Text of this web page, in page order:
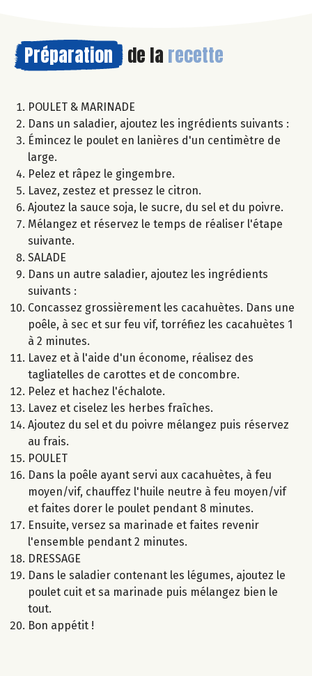
Préparation de la recette
POULET & MARINADE
Dans un saladier, ajoutez les ingrédients suivants :
Émincez le poulet en lanières d'un centimètre de
large.
Pelez et râpez le gingembre.
Lavez, zestez et pressez le citron.
Ajoutez la sauce soja, le sucre, du sel et du poivre.
Mélangez et réservez le temps de réaliser l'étape
suivante.
SALADE
Dans un autre saladier, ajoutez les ingrédients
suivants :
Concassez grossièrement les cacahuètes. Dans une
poêle, à sec et sur feu vif, torréfiez les cacahuètes 1
à 2 minutes.
Lavez et à l'aide d'un économe, réalisez des
tagliatelles de carottes et de concombre.
Pelez et hachez l'échalote.
Lavez et ciselez les herbes fraîches.
Ajoutez du sel et du poivre mélangez puis réservez
au frais.
POULET
Dans la poêle ayant servi aux cacahuètes, à feu
moyen/vif, chauffez l'huile neutre à feu moyen/vif
et faites dorer le poulet pendant 8 minutes.
Ensuite, versez sa marinade et faites revenir
l'ensemble pendant 2 minutes.
DRESSAGE
Dans le saladier contenant les légumes, ajoutez le
poulet cuit et sa marinade puis mélangez bien le
tout.
Bon appétit !